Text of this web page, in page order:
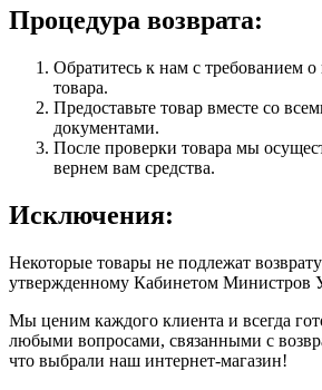
Процедура возврата:
Обратитесь к нам с требованием о
товара.
Предоставьте товар вместе со
документами.
После проверки товара мы
вернем вам средства.
Исключения:
Некоторые товары не подлежат
утвержденному Кабинетом Министров
Мы ценим каждого клиента и всегда
любыми вопросами, связанными с
что выбрали наш интернет-магазин!